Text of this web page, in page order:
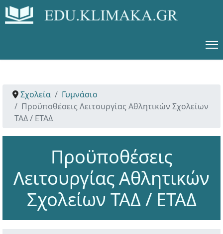
Σχολεία
Γυμνάσιο
Προϋποθέσεις Λειτουργίας Αθλητικών Σχολείων
ΤΑΔ / ΕΤΑΔ
Προϋποθέσεις
Λειτουργίας Αθλητικών
Σχολείων ΤΑΔ / ΕΤΑΔ